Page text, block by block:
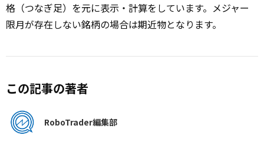
格（つなぎ足）を元に表示・計算をしています。メジャー
限月が存在しない銘柄の場合は期近物となります。
この記事の著者
RoboTrader編集部